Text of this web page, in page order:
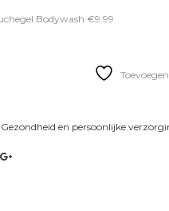
Bodywash €9.99
Gezondheid en persoonlijke